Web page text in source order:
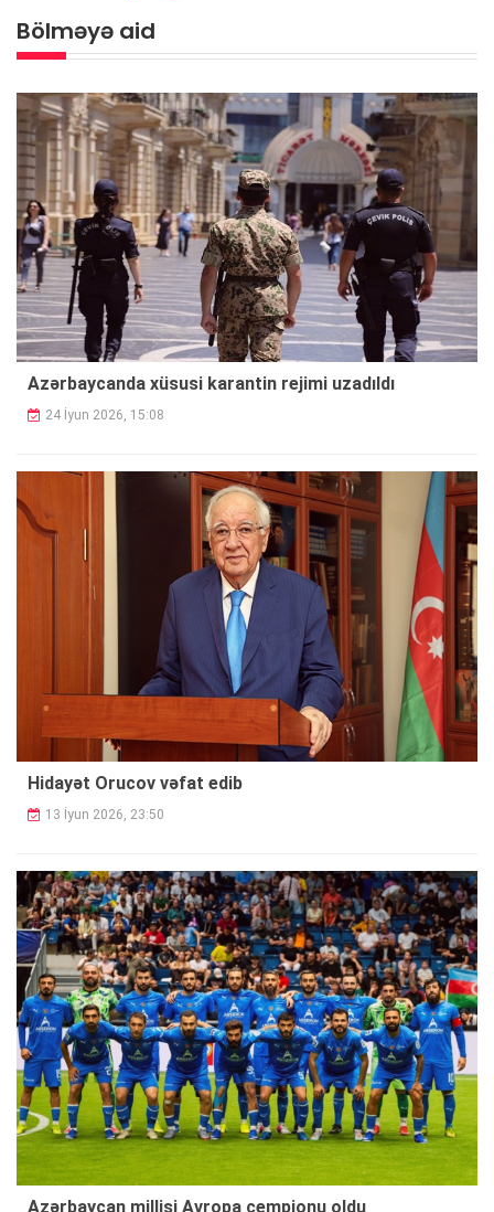
Bölməyə aid
Azərbaycanda xüsusi karantin rejimi uzadıldı
24 İyun 2026, 15:08
Hidayət Orucov vəfat edib
13 İyun 2026, 23:50
Azərbaycan millisi Avropa çempionu oldu